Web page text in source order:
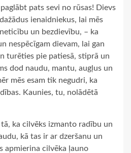
pats sevi no rūsas! Dievs
ienaidniekus, lai mēs
un bezdievību, – ka
nespēcīgam dievam, lai gan
turēties pie patiesā, stiprā un
dod naudu, mantu, augļus un
mēs esam tik negudri, ka
Kaunies, tu, nolādētā
ka cilvēks izmanto radību un
kā tas ir ar dzeršanu un
apmierina cilvēka ļauno